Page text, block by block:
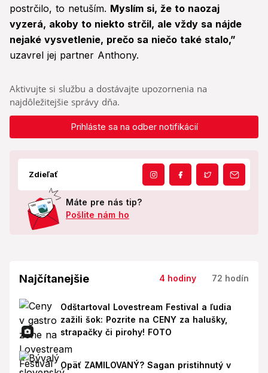
postrčilo, to netuším. Myslím si, že to naozaj
vyzerá, akoby to niekto strčil, ale vždy sa nájde
nejaké vysvetlenie, prečo sa niečo také stalo,”
uzavrel jej partner Anthony.
Aktivujte si službu a dostávajte upozornenia na
najdôležitejšie správy dňa.
Prihláste sa na odber notifikácií
Zdieľať
Máte pre nás tip?
Pošlite nám ho
Najčítanejšie 4 hodiny 72 hodín
Odštartoval Lovestream Festival a ľudia
zažili šok: Pozrite na CENY za halušky,
strapačky či pirohy! FOTO
Opäť ZAMILOVANÝ? Sagan pristihnutý v